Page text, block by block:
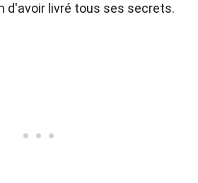
d'avoir livré tous ses secrets.